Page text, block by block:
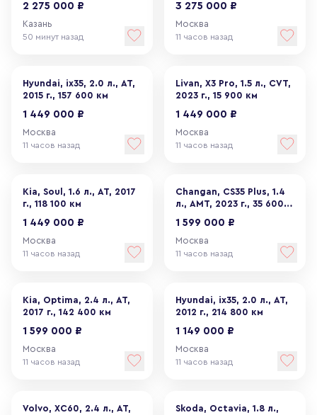
2 275 000 ₽
Казань
50 минут назад
3 275 000 ₽
Москва
11 часов назад
Hyundai, ix35, 2.0 л., АТ,
2015 г., 157 600 км
1 449 000 ₽
Москва
11 часов назад
Livan, X3 Pro, 1.5 л., CVT,
2023 г., 15 900 км
1 449 000 ₽
Москва
11 часов назад
Kia, Soul, 1.6 л., АТ, 2017
г., 118 100 км
1 449 000 ₽
Москва
11 часов назад
Changan, CS35 Plus, 1.4
л., АМТ, 2023 г., 35 600
1 599 000 ₽
Москва
11 часов назад
Kia, Optima, 2.4 л., АТ,
2017 г., 142 400 км
1 599 000 ₽
Москва
11 часов назад
Hyundai, ix35, 2.0 л., АТ,
2012 г., 214 800 км
1 149 000 ₽
Москва
11 часов назад
Volvo, XC60, 2.4 л., АТ,
Skoda, Octavia, 1.8 л.,